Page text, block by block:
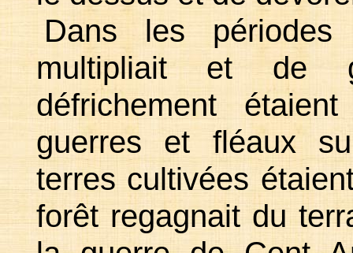
Dans les
multipliait et de
défrichement
guerres et fléaux
terres cultivées
forêt regagnait du